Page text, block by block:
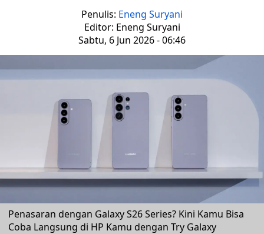
Penulis: Eneng Suryani
Editor: Eneng Suryani
Sabtu, 6 Jun 2026 - 06:46
Penasaran dengan Galaxy S26 Series? Kini Kamu Bisa
Coba Langsung di HP Kamu dengan Try Galaxy